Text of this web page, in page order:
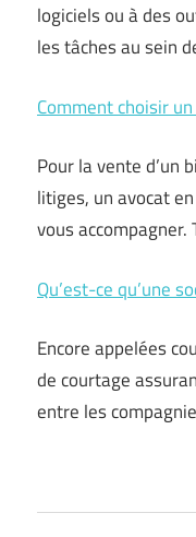
logiciels ou à des
les tâches au sein
Comment choisir
Pour la vente d’un
litiges, un avocat
vous
Qu’est-ce qu’une
Encore appelées
de courtage
entre les